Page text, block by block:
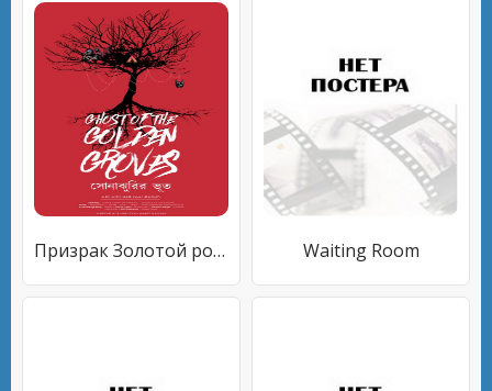
Призрак Золотой рощи Waiting Room